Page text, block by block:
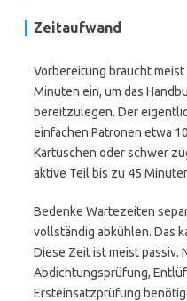
Zeitaufwand
Vorbereitung braucht
Minuten ein, um das
bereitzulegen. Der
einfachen Patronen etwa
Kartuschen oder schwer
aktive Teil bis zu 45
Bedenke Wartezeiten
vollständig abkühlen. Das
Diese Zeit ist meist passiv.
Abdichtungsprüfung,
Ersteinsatzprüfung